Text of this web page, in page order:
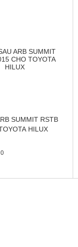
SUMMIT RSTB
HILUX
0